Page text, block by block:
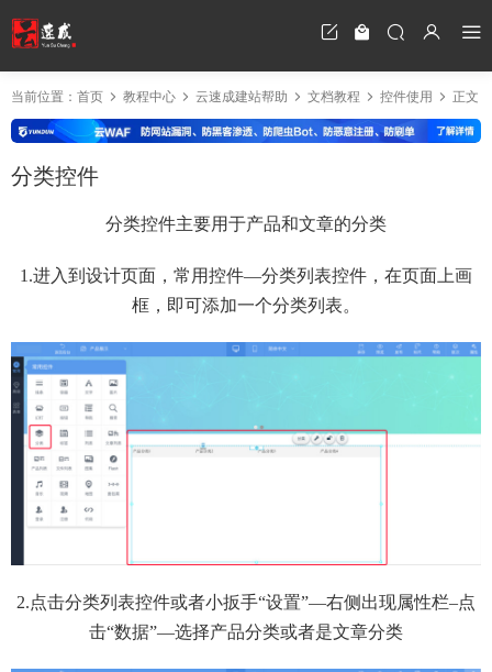
当前位置： 首页 教程中心 云速成建站帮助 文档教程 控件使用 正文
分类控件
分类控件主要用于产品和文章的分类
1.进入到设计页面，常用控件—分类列表控件，在页面上画
框，即可添加一个分类列表。
2.点击分类列表控件或者小扳手“设置”—右侧出现属性栏–点
击“数据”—选择产品分类或者是文章分类